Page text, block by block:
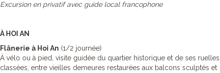
Excursion en privatif avec guide local francophone
À HOI AN
Flânerie à Hoi An (1/2 journée)
À vélo ou à pied, visite guidée du quartier historique et de ses ruelles
classées, entre vieilles demeures restaurées aux balcons sculptés et